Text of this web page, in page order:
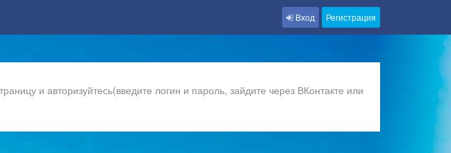
Вход Регистрация
и авторизуйтесь(введите логин и пароль, зайдите через ВКонтакте или